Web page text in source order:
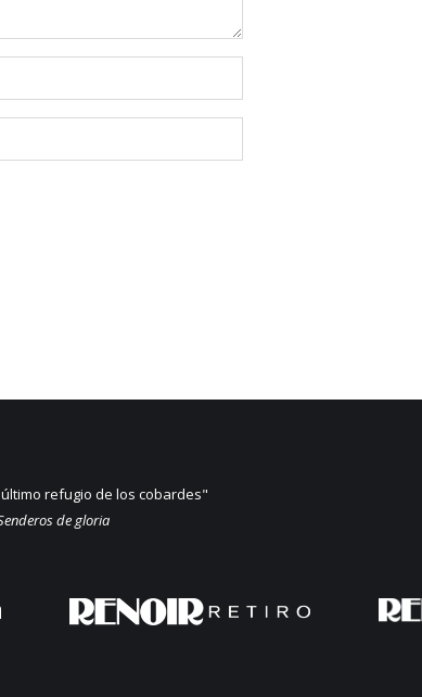
refugio de los cobardes"
de gloria